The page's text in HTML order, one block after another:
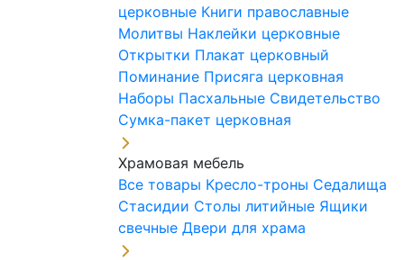
церковные Книги православные
Молитвы Наклейки церковные
Открытки Плакат церковный
Поминание Присяга церковная
Наборы Пасхальные Свидетельство
Сумка-пакет церковная
Храмовая мебель
Все товары Кресло-троны Седалища
Стасидии Столы литийные Ящики
свечные Двери для храма